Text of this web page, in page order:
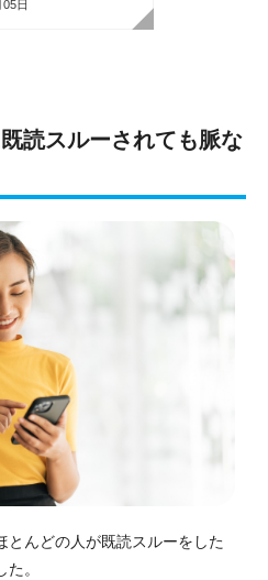
日
読スルーされても脈な
とんどの人が既読スルーをした
。